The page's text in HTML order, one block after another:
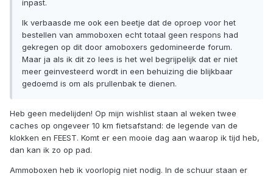
inpast.
Ik verbaasde me ook een beetje dat de oproep voor het
bestellen van ammoboxen echt totaal geen respons had
gekregen op dit door amoboxers gedomineerde forum.
Maar ja als ik dit zo lees is het wel begrijpelijk dat er niet
meer geinvesteerd wordt in een behuizing die blijkbaar
gedoemd is om als prullenbak te dienen.
Heb geen medelijden! Op mijn wishlist staan al weken twee
caches op ongeveer 10 km fietsafstand: de legende van de
klokken en FEEST. Komt er een mooie dag aan waarop ik tijd heb,
dan kan ik zo op pad.
Ammoboxen heb ik voorlopig niet nodig. In de schuur staan er